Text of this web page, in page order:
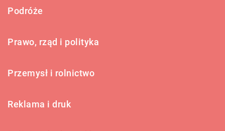
Podróże
Prawo, rząd i polityka
Przemysł i rolnictwo
Reklama i druk